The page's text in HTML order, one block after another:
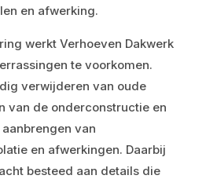
en afwerking.
werkt Verhoeven Dakwerk
te voorkomen.
verwijderen van oude
van de onderconstructie en
van
en afwerkingen. Daarbij
besteed aan details die